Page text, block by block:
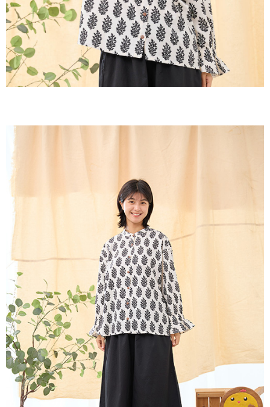
【注意事項】
１．透過由恩沛科技股份有限公司提供之「AFTEE先享後付」服務完成之交
易，需依本服務之必要範圍內提供個人資料，並將交易相關給付款項請求債
權轉讓予恩沛科技股份有限公司。
２．關於個人資料處理事宜，請瀏覽以下網址：
https://aftee.tw/terms/#terms3
３．未成年的使用者請事先徵得法定代理人或監護人之同意方可使用
「AFTEE先享後付」，若未經同意申辦者引起之損失，本公司不負相關責
請求用戶進行身份認證。
５．嚴禁一人註冊多個帳號或使用他人資訊註冊。若發現惡意使用之情形，
黑貓宅急便(包裹尺寸60cm以下)
每筆NT$100，滿NT$2,000(含以上)免運費
黑貓宅急便(包裹尺寸90cm以下)
每筆NT$140，滿NT$2,000(含以上)免運費